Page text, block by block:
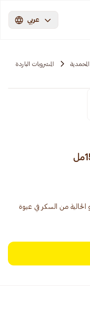
عربي
المحمدية المشروبات الباردة
من السكر في عبوة